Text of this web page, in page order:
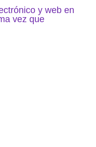
y web en
vez que